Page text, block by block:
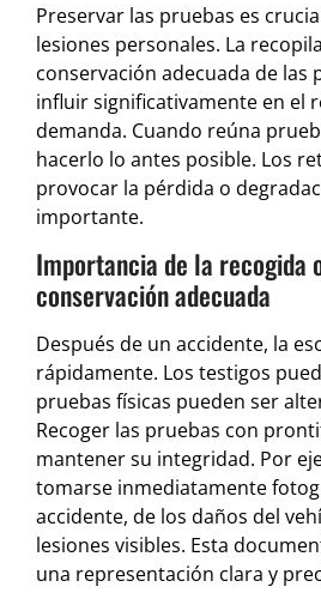
Preservar las pruebas es
lesiones personales. La
conservación adecuada de las
influir significativamente en el
demanda. Cuando reúna
hacerlo lo antes posible. Los
provocar la pérdida o
importante.
Importancia de la recogida
conservación adecuada
Después de un accidente, la
rápidamente. Los testigos
pruebas físicas pueden ser
Recoger las pruebas con
mantener su integridad. Por
tomarse inmediatamente
accidente, de los daños del
lesiones visibles. Esta
una representación clara y